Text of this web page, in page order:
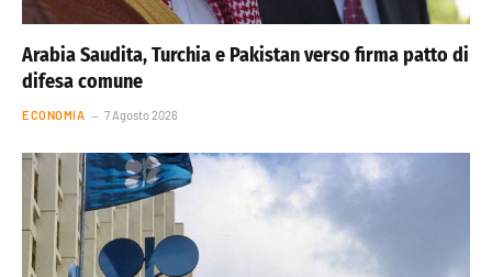
Arabia Saudita, Turchia e Pakistan verso firma patto di
difesa comune
ECONOMIA 7 Agosto 2026